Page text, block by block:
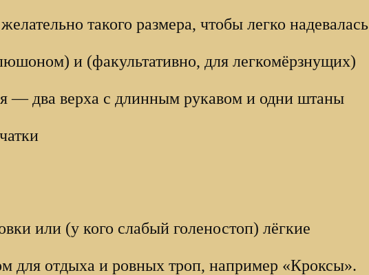
такого размера, чтобы легко надевалась
и (факультативно, для легкомёрзнущих)
— два верха с длинным рукавом и одни штаны
или (у кого слабый голеностоп) лёгкие
для отдыха и ровных троп, например «Кроксы».